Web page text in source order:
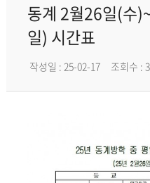
동계 2월26일(수
일) 시간표
작성일 : 25-02-17 조회수 :